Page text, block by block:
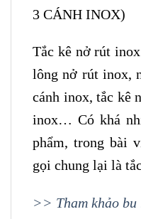
3 CÁNH INOX)
Tắc kê nở rút
lông nở rút inox,
cánh inox, tắc kê
inox… Có khá
phẩm, trong bài
gọi chung lại là
>> Tham khảo